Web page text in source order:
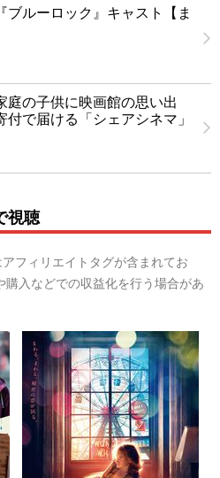
ブルーロック』キャスト【ま
庭の子供に映画館の思い出
付で届ける「シェアシネマ」
視聴
フィリエイトタグが含まれてお
購入などでの収益化を行う場合があ